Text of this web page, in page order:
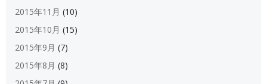
2015年11月 (10)
2015年10月 (15)
2015年9月 (7)
2015年8月 (8)